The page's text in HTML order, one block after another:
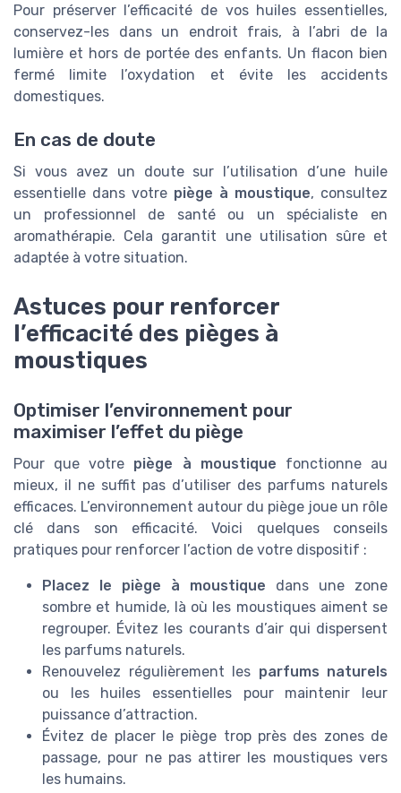
Pour préserver l’efficacité de vos huiles essentielles,
conservez-les dans un endroit frais, à l’abri de la
lumière et hors de portée des enfants. Un flacon bien
fermé limite l’oxydation et évite les accidents
domestiques.
En cas de doute
Si vous avez un doute sur l’utilisation d’une huile
essentielle dans votre piège à moustique, consultez
un professionnel de santé ou un spécialiste en
aromathérapie. Cela garantit une utilisation sûre et
adaptée à votre situation.
Astuces pour renforcer
l’efficacité des pièges à
moustiques
Optimiser l’environnement pour
maximiser l’effet du piège
Pour que votre piège à moustique fonctionne au
mieux, il ne suffit pas d’utiliser des parfums naturels
efficaces. L’environnement autour du piège joue un rôle
clé dans son efficacité. Voici quelques conseils
pratiques pour renforcer l’action de votre dispositif :
Placez le piège à moustique dans une zone
sombre et humide, là où les moustiques aiment se
regrouper. Évitez les courants d’air qui dispersent
les parfums naturels.
Renouvelez régulièrement les parfums naturels
ou les huiles essentielles pour maintenir leur
puissance d’attraction.
Évitez de placer le piège trop près des zones de
passage, pour ne pas attirer les moustiques vers
les humains.